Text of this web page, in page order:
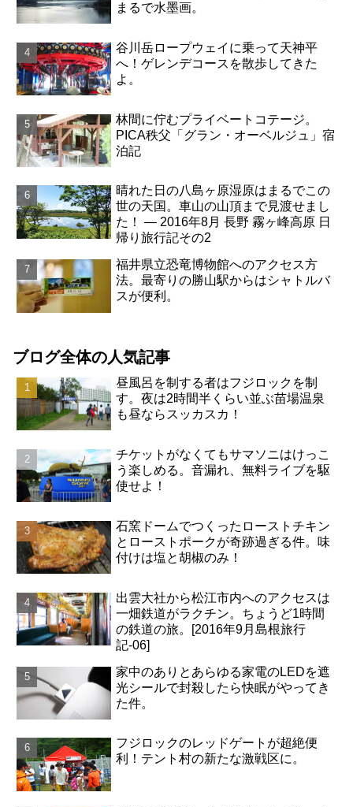
まるで水墨画。
谷川岳ロープウェイに乗って天神平
へ！ゲレンデコースを散歩してきた
よ。
林間に佇むプライベートコテージ。
PICA秩父「グラン・オーベルジュ」宿
泊記
晴れた日の八島ヶ原湿原はまるでこの
世の天国。車山の山頂まで見渡せまし
た！ ― 2016年8月 長野 霧ヶ峰高原 日
帰り旅行記その2
福井県立恐竜博物館へのアクセス方
法。最寄りの勝山駅からはシャトルバ
スが便利。
ブログ全体の人気記事
昼風呂を制する者はフジロックを制
す。夜は2時間半くらい並ぶ苗場温泉
も昼ならスッカスカ！
チケットがなくてもサマソニはけっこ
う楽しめる。音漏れ、無料ライブを駆
使せよ！
石窯ドームでつくったローストチキン
とローストポークが奇跡過ぎる件。味
付けは塩と胡椒のみ！
出雲大社から松江市内へのアクセスは
一畑鉄道がラクチン。ちょうど1時間
の鉄道の旅。[2016年9月島根旅行
記-06]
家中のありとあらゆる家電のLEDを遮
光シールで封殺したら快眠がやってき
た件。
フジロックのレッドゲートが超絶便
利！テント村の新たな激戦区に。